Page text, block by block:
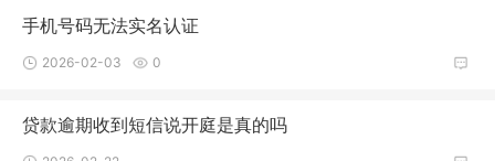
手机号码无法实名认证
2026-02-03 0
贷款逾期收到短信说开庭是真的吗